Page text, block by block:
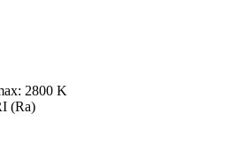
2800 K
(Ra)